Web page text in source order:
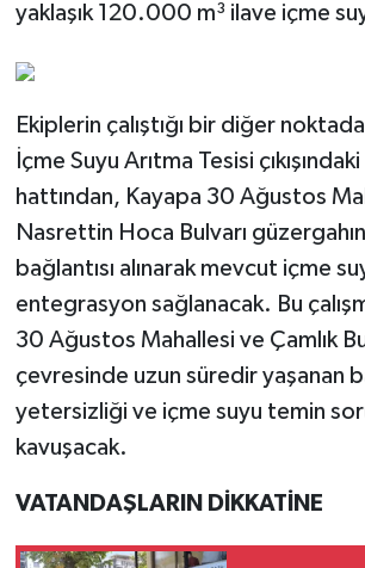
yaklaşık 120.000 m³ ilave içme
Ekiplerin çalıştığı bir diğer noktada
İçme Suyu Arıtma Tesisi
hattından, Kayapa 30 Ağustos
Nasrettin Hoca Bulvarı
bağlantısı alınarak mevcut içme
entegrasyon sağlanacak. Bu
30 Ağustos Mahallesi ve Çamlık
çevresinde uzun süredir yaşanan
yetersizliği ve içme suyu temin
kavuşacak.
VATANDAŞLARIN DİKKATİNE